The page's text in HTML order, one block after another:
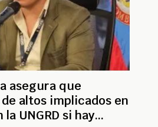
asegura que
altos implicados en
UNGRD si hay